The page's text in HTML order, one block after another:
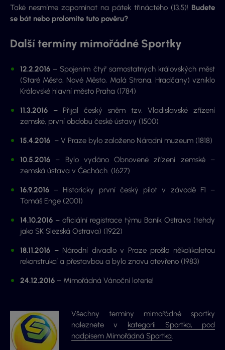
Také nesmíme zapomínat na pátek třináctého (13.5)! Budete
se bát nebo prolomíte tuto pověru?
Další termíny mimořádné Sportky
12.2.2016 – Spojením čtyř samostatných královských měst
(Staré Město, Nové Město, Malá Strana, Hradčany) vzniklo
Královské hlavní město Praha (1784)
11.3.2016 – Přijal český sněm tzv. Vladislavské zřízení
zemské, první obdobu české ústavy (1500)
15.4.2016 – V Praze bylo založeno Národní muzeum (1818)
10.5.2016 – Bylo vydáno Obnovené zřízení zemské –
zemská ústava v Čechách. (1627)
16.9.2016 – Historicky první český pilot v závodě F1 –
Tomáš Enge (2001)
14.10.2016 – oficiální registrace týmu Baník Ostrava (tehdy
jako SK Slezská Ostrava) (1922)
18.11.2016 – Národní divadlo v Praze prošlo několikaletou
rekonstrukcí a přestavbou a bylo znovu otevřeno (1983)
24.12.2016 – Mimořádná Vánoční loterie!
Všechny termíny mimořádné sportky
naleznete v
kategorii Sportka, pod
nadpisem Mimořádná Sportka.